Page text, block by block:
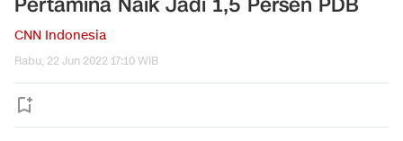
CNN Indonesia
Rabu, 22 Jun 2022 17:10 WIB